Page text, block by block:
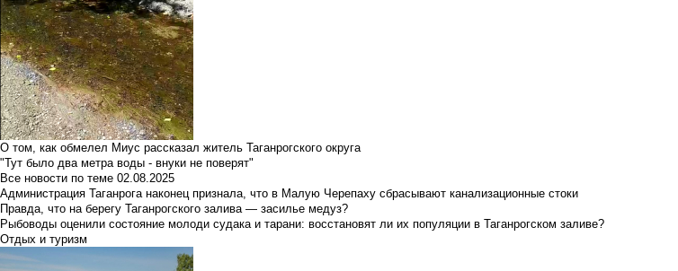
О том, как обмелел Миус рассказал житель Таганрогского округа
"Тут было два метра воды - внуки не поверят"
Все новости по теме 02.08.2025
Администрация Таганрога наконец признала, что в Малую Черепаху сбрасывают канализационные стоки
Правда, что на берегу Таганрогского залива — засилье медуз?
Рыбоводы оценили состояние молоди судака и тарани: восстановят ли их популяции в Таганрогском заливе?
Отдых и туризм